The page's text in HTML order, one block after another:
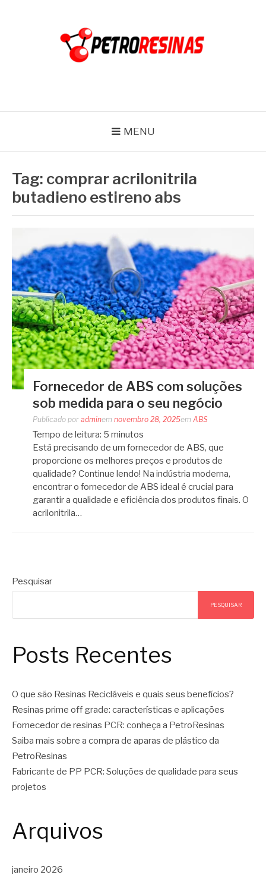
MENU
Tag: comprar acrilonitrila
butadieno estireno abs
Fornecedor de ABS com soluções
sob medida para o seu negócio
Publicado por adminem novembro 28, 2025em ABS
Tempo de leitura: 5 minutos
Está precisando de um fornecedor de ABS, que
proporcione os melhores preços e produtos de
qualidade? Continue lendo! Na indústria moderna,
encontrar o fornecedor de ABS ideal é crucial para
garantir a qualidade e eficiência dos produtos finais. O
acrilonitrila…
Pesquisar
PESQUISAR
Posts Recentes
O que são Resinas Recicláveis e quais seus benefícios?
Resinas prime off grade: características e aplicações
Fornecedor de resinas PCR: conheça a PetroResinas
Saiba mais sobre a compra de aparas de plástico da
PetroResinas
Fabricante de PP PCR: Soluções de qualidade para seus
projetos
Arquivos
janeiro 2026